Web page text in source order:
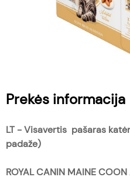
Prekės informacija
LT -Visavertis pašaras
padaže)
ROYAL CANIN MAINE